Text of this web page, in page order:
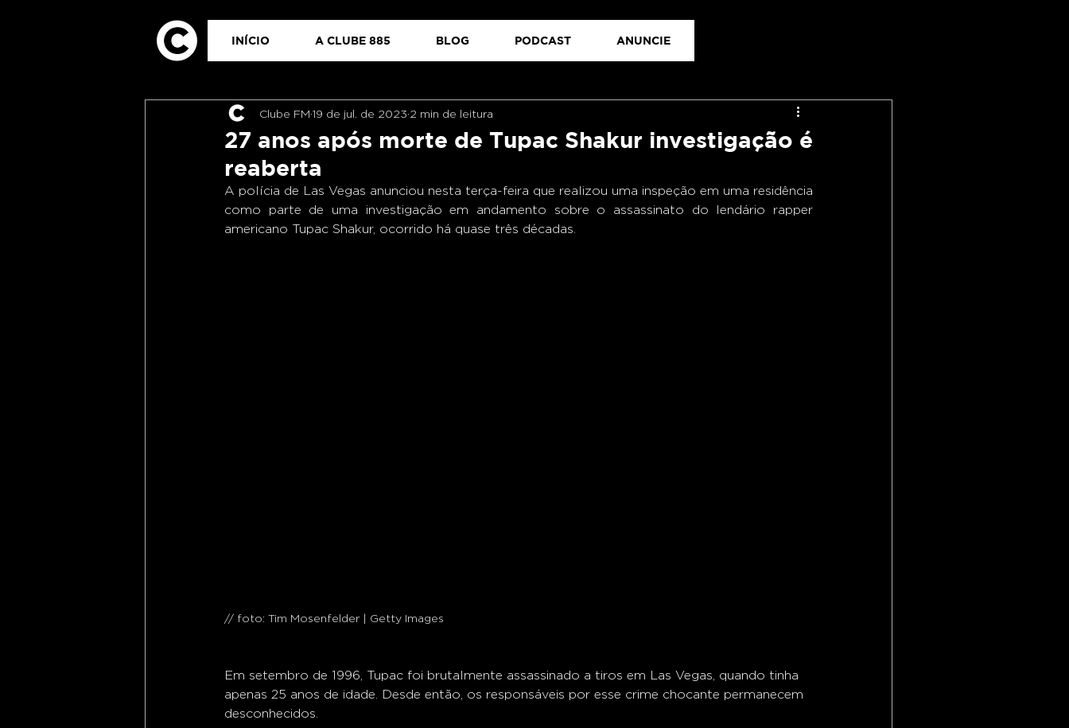
INÍCIO A CLUBE 885 BLOG PODCAST ANUNCIE
27 anos após morte de Tupac Shakur investigação é
reaberta
Clube FM 19 de jul. de 2023 2 min de leitura
A polícia de Las Vegas anunciou nesta terça-feira que realizou uma inspeção em uma residência
como parte de uma investigação em andamento sobre o assassinato do lendário rapper
americano Tupac Shakur, ocorrido há quase três décadas.
// foto: Tim Mosenfelder | Getty Images
Em setembro de 1996, Tupac foi brutalmente assassinado a tiros em Las Vegas, quando tinha
apenas 25 anos de idade. Desde então, os responsáveis por esse crime chocante permanecem
desconhecidos.